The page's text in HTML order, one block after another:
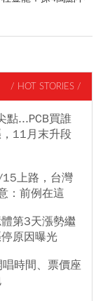
/ HOT STORIES /
點...PCB買誰
11月末升段
上路，台灣
：前例在這
第3天漲勢繼
原因曝光
時間、票價座